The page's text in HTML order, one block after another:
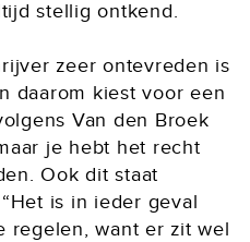
stellig ontkend.
zeer ontevreden is
daarom kiest voor een
Van den Broek
je hebt het recht
Ook dit staat
is in ieder geval
regelen, want er zit wel